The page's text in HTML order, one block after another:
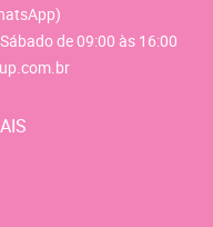
de 09:00 às 16:00